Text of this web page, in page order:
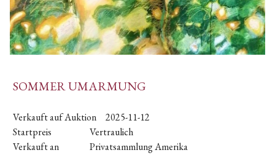
SOMMER UMARMUNG
Verkauft auf Auktion
2025-11-12
Startpreis
Vertraulich
Verkauft an
Privatsammlung Amerika